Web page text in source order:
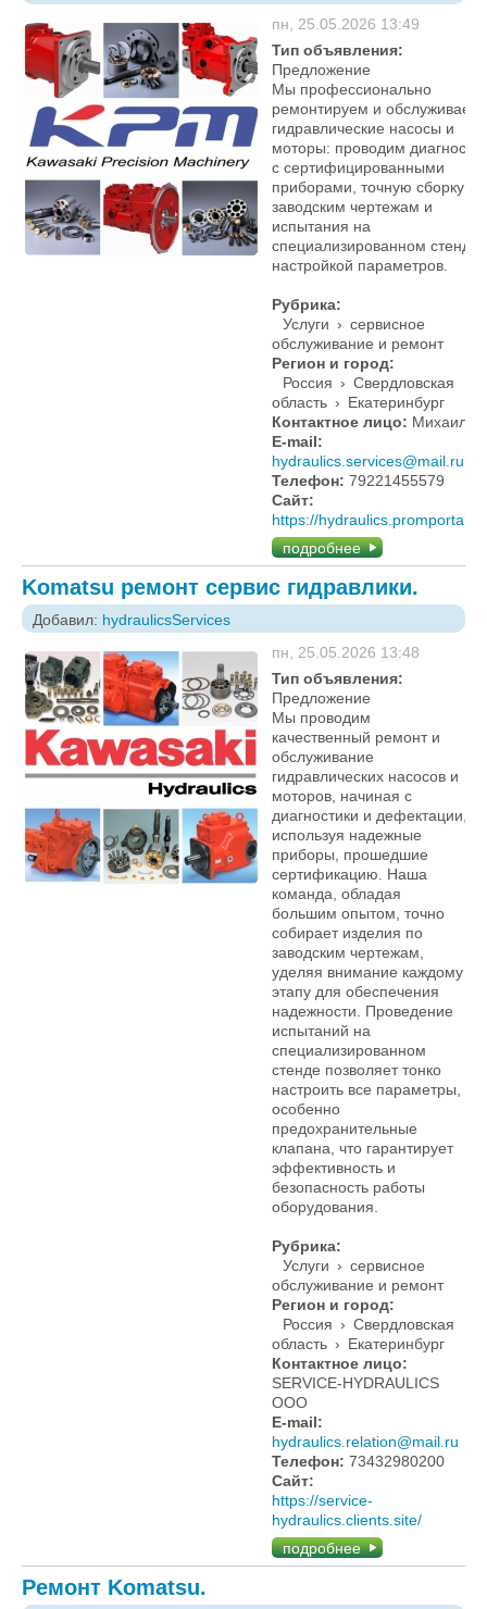
пн, 25.05.2026 13:49
Тип объявления:
Предложение
Мы профессионально
ремонтируем и обслуживаем
гидравлические насосы и
моторы: проводим
с сертифицированными
приборами, точную сборку по
заводским чертежам и
испытания на
специализированном стенде
настройкой параметров.
Рубрика:
Услуги › сервисное
обслуживание и ремонт
Регион и город:
Россия › Свердловская
область › Екатеринбург
Контактное лицо: Михаил
E-mail:
hydraulics.services@mail.ru
Телефон: 79221455579
Сайт:
https://hydraulics.promportal.su
подробнее
Komatsu ремонт сервис гидравлики.
Добавил: hydraulicsServices
пн, 25.05.2026 13:48
Тип объявления:
Предложение
Мы проводим
качественный ремонт и
обслуживание
гидравлических насосов и
моторов, начиная с
диагностики и дефектации,
используя надежные
приборы, прошедшие
сертификацию. Наша
команда, обладая
большим опытом, точно
собирает изделия по
заводским чертежам,
уделяя внимание каждому
этапу для обеспечения
надежности. Проведение
испытаний на
специализированном
стенде позволяет тонко
настроить все параметры,
особенно
предохранительные
клапана, что гарантирует
эффективность и
безопасность работы
оборудования.
Рубрика:
Услуги › сервисное
обслуживание и ремонт
Регион и город:
Россия › Свердловская
область › Екатеринбург
Контактное лицо:
SERVICE-HYDRAULICS
ООО
E-mail:
hydraulics.relation@mail.ru
Телефон: 73432980200
Сайт:
https://service-
hydraulics.clients.site/
подробнее
Ремонт Komatsu.